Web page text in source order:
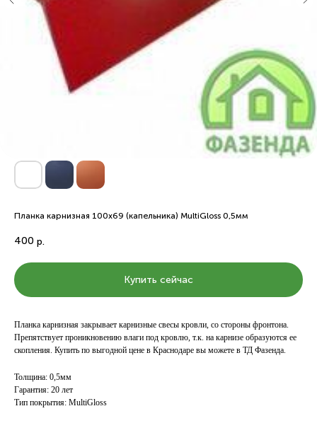
Планка карнизная 100х69 (капельника) MultiGloss 0,5мм
400 р.
Купить сейчас
Планка карнизная закрывает карнизные свесы кровли, со стороны фронтона.
Препятствует проникновению влаги под кровлю, т.к. на карнизе образуются ее
скопления. Купить по выгодной цене в Краснодаре вы можете в ТД Фазенда.
Толщина: 0,5мм
Гарантия: 20 лет
Тип покрытия: MultiGloss